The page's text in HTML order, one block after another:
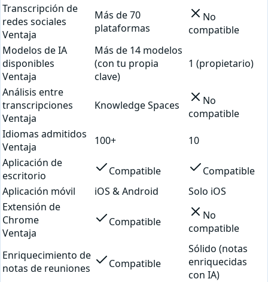
Transcripción de
redes sociales
Ventaja
Más de 70
plataformas
No
compatible
Modelos de IA
disponibles
Ventaja
Más de 14 modelos
(con tu propia
clave)
1 (propietario)
Análisis entre
transcripciones
Ventaja
Knowledge Spaces
No
compatible
Idiomas admitidos
Ventaja
100+
10
Aplicación de
escritorio
Compatible
Compatible
Aplicación móvil
iOS & Android
Solo iOS
Extensión de
Chrome
Ventaja
Compatible
No
compatible
Enriquecimiento de
notas de reuniones
Compatible
Sólido (notas
enriquecidas
con IA)